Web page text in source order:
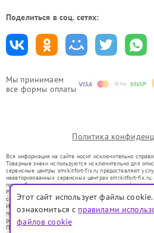
Мы принимаем
все формы оплаты
Поделиться в соц. сетях:
Политика
Вся информация на сайте носит исключительно
Товарные знаки используются исключительно для
сервисные центры smr.kitfort-fix.ru предоставляют
неавторизованных сервисных центрах smr.kitfort-
правообладателями товарных знаков или их
Ремонт осуществляется для устройств, уже введенных
со статьей 1487 ГК РФ.
Использование товарных знаков не преследует цели
потребителей в заблуждение, а служит для
ремонту техники указанных брендов.
Представленная на сайте информация не является
Этот сайт использует файлы
ознакомиться с правилами
файлов cookie